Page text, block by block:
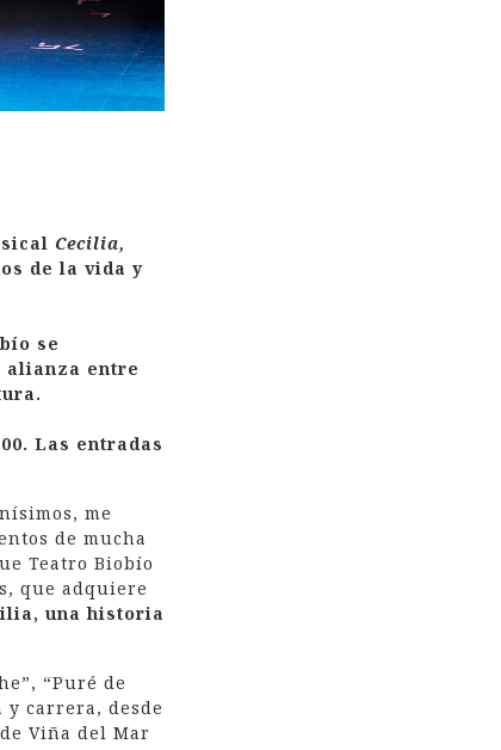
Cecilia,
de la vida y
se
alianza entre
Las entradas
me
de mucha
Teatro Biobío
que adquiere
una historia
“Puré de
y carrera, desde
Viña del Mar